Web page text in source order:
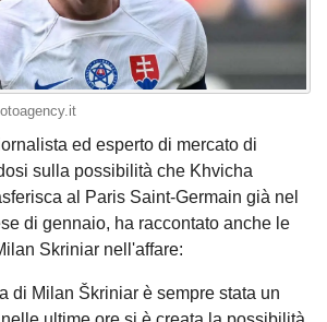
ed esperto di mercato di
sulla possibilità che Khvicha
al Paris Saint-Germain già nel
di gennaio, ha raccontato anche le
Skriniar nell'affare:
di Milan Škriniar è sempre stata un